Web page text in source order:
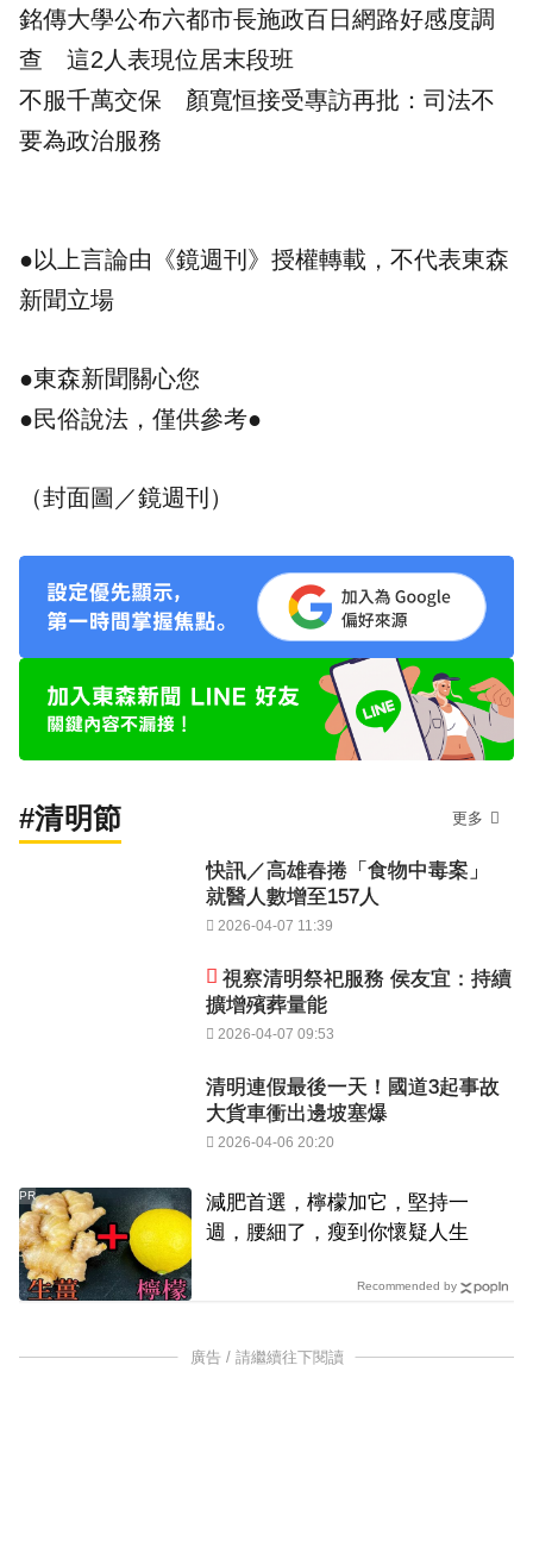
銘傳大學公布六都市長施政百日網路好感度調
查 這2人表現位居末段班
不服千萬交保 顏寬恒接受專訪再批：司法不
要為政治服務
●以上言論由《鏡週刊》授權轉載，不代表東森
新聞立場
●東森新聞關心您
●民俗說法，僅供參考●
（封面圖／鏡週刊）
#清明節 更多
快訊／高雄春捲「食物中毒案」
就醫人數增至157人
2026-04-07 11:39
視察清明祭祀服務 侯友宜：持續
擴增殯葬量能
2026-04-07 09:53
清明連假最後一天！國道3起事故
大貨車衝出邊坡塞爆
2026-04-06 20:20
減肥首選，檸檬加它，堅持一
週，腰細了，瘦到你懷疑人生
PR
Recommended by
廣告 / 請繼續往下閱讀